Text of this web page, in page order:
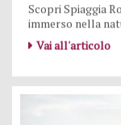
Scopri Spiaggia
immerso nella
Vai all'articolo